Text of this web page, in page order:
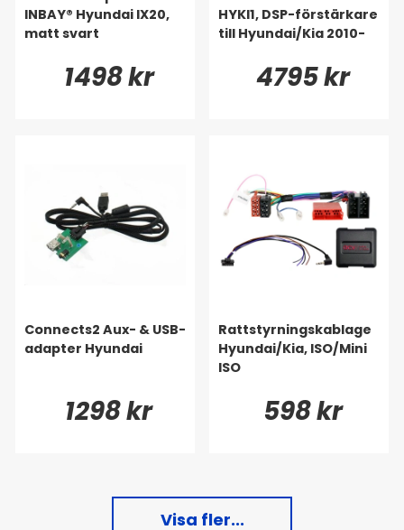
INBAY® Hyundai IX20,
matt svart
1498 kr
HYKI1, DSP-förstärkare
till Hyundai/Kia 2010-
4795 kr
Connects2 Aux- & USB-
adapter Hyundai
1298 kr
Rattstyrningskablage
Hyundai/Kia, ISO/Mini
ISO
598 kr
Visa fler...